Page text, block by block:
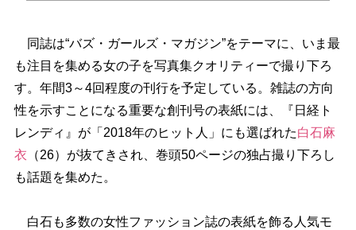
同誌は“バズ・ガールズ・マガジン”をテーマに、いま最
も注目を集める女の子を写真集クオリティーで撮り下ろ
す。年間3～4回程度の刊行を予定している。雑誌の方向
性を示すことになる重要な創刊号の表紙には、『日経ト
レンディ』が「2018年のヒット人」にも選ばれた白石麻
衣 （26）が抜てきされ、巻頭50ページの独占撮り下ろし
も話題を集めた。
白石も多数の女性ファッション誌の表紙を飾る人気モ